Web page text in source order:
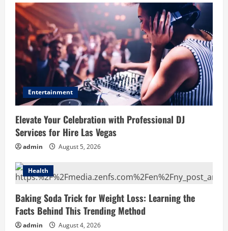
Entertainment
Elevate Your Celebration with Professional DJ
Services for Hire Las Vegas
admin August 5, 2026
Health
Baking Soda Trick for Weight Loss: Learning the
Facts Behind This Trending Method
admin August 4, 2026